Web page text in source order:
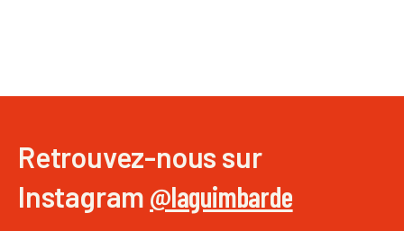
Retrouvez-nous sur
Instagram @laguimbarde